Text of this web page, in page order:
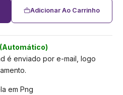
Adicionar Ao Carrinho
é enviado por e-mail, logo
em Png